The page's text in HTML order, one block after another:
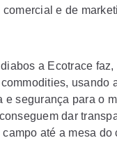
e de
a Ecotrace
usando
e segurança para o
dar
até a mesa do